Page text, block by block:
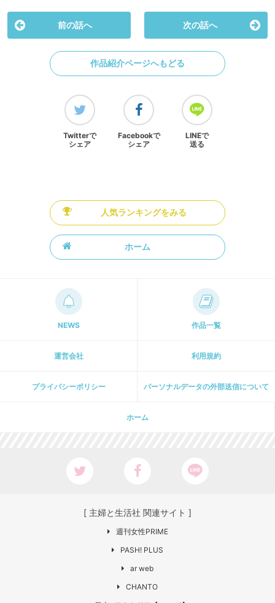
前の話へ 次の話へ
作品紹介ページへもどる
Twitterで
シェア
Facebookで
シェア
LINEで
送る
人気ランキングをみる
ホーム
NEWS 作品一覧
運営会社 利用規約
プライパシーポリシー パーソナルデータの外部送信について
ホーム
[ 主婦と生活社 関連サイト ]
週刊女性PRIME
PASH! PLUS
ar web
CHANTO